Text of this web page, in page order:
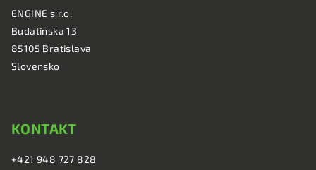
ENGINE s.r.o.
Budatínska 13
85105 Bratislava
Slovensko
KONTAKT
+421 948 727 828